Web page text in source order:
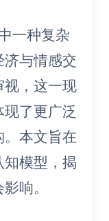
一种复杂
与情感交
视，这一现
了更广泛
本文旨在
模型，揭
响。